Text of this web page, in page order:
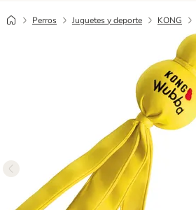
Perros Juguetes y deporte KONG